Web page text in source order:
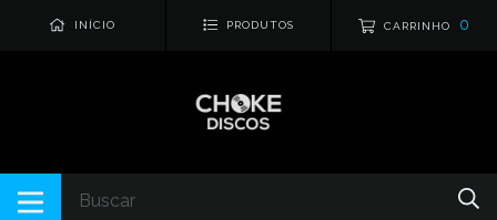
INÍCIO PRODUTOS CARRINHO 0